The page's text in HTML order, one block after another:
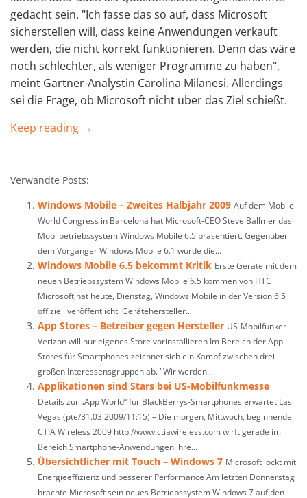
gedacht sein. "Ich fasse das so auf, dass Microsoft
sicherstellen will, dass keine Anwendungen verkauft
werden, die nicht korrekt funktionieren. Denn das wäre
noch schlechter, als weniger Programme zu haben",
meint Gartner-Analystin Carolina Milanesi. Allerdings
sei die Frage, ob Microsoft nicht über das Ziel schießt.
Keep reading →
Verwandte Posts:
Windows Mobile – Zweites Halbjahr 2009 Auf dem Mobile
World Congress in Barcelona hat Microsoft-CEO Steve Ballmer das
Mobilbetriebssystem Windows Mobile 6.5 präsentiert. Gegenüber
dem Vorgänger Windows Mobile 6.1 wurde die...
Windows Mobile 6.5 bekommt Kritik Erste Geräte mit dem
neuen Betriebssystem Windows Mobile 6.5 kommen von HTC
Microsoft hat heute, Dienstag, Windows Mobile in der Version 6.5
offiziell veröffentlicht. Gerätehersteller...
App Stores – Betreiber gegen Hersteller US-Mobilfunker
Verizon will nur eigenes Store vorinstallieren Im Bereich der App
Stores für Smartphones zeichnet sich ein Kampf zwischen drei
großen Interessensgruppen ab. "Wir werden...
Applikationen sind Stars bei US-Mobilfunkmesse
Details zur „App World“ für BlackBerrys-Smartphones erwartet Las
Vegas (pte/31.03.2009/11:15) – Die morgen, Mittwoch, beginnende
CTIA Wireless 2009 http://www.ctiawireless.com wirft gerade im
Bereich Smartphone-Anwendungen ihre...
Übersichtlicher mit Touch – Windows 7 Microsoft lockt mit
Energieeffizienz und besserer Performance Am letzten Donnerstag
brachte Microsoft sein neues Betriebssystem Windows 7 auf den